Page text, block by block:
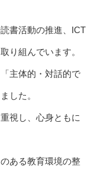
書活動の推進、ICT
り組んでいます。
主体的・対話的で
した。
視し、心身ともに
ある教育環境の整